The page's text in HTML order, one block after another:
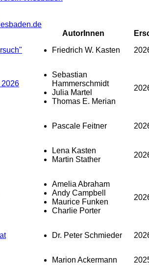
AutorInnen
Friedrich W. Kasten
Sebastian
Hammerschmidt
Julia Martel
Thomas E. Merian
Pascale Feitner
Lena Kasten
Martin Stather
Amelia Abraham
Andy Campbell
Maurice Funken
Charlie Porter
Dr. Peter Schmieder
Marion Ackermann